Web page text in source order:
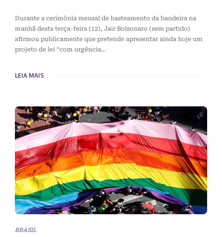
Durante a cerimônia mensal de hasteamento da bandeira na
manhã desta terça-feira (12), Jair Bolsonaro (sem partido)
afirmou publicamente que pretende apresentar ainda hoje um
projeto de lei “com urgência…
LEIA MAIS
BRASIL